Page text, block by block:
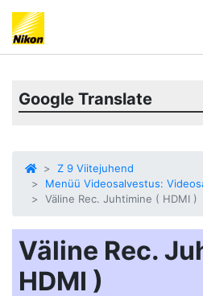
Google Translate
Z 9 Viitejuhend
Menüü Videosalvestus:
Väline Rec. Juhtimine ( HDMI )
Väline Rec.
HDMI )